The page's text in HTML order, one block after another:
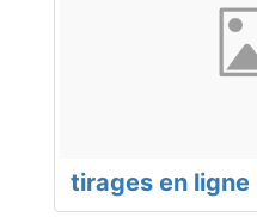
tirages en ligne